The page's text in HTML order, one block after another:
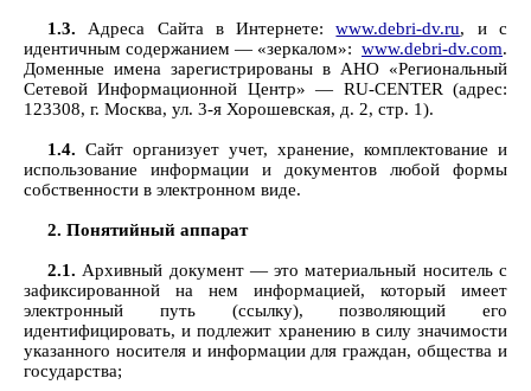
1.3.Адреса Сайта в Интернете:www.debri-dv.ru, и с
идентичным содержанием — «зеркалом»: www.debri-dv.com.
Доменные имена зарегистрированы в АНО «Региональный
Сетевой Информационной Центр» — RU-CENTER (адрес:
123308, г. Москва, ул. 3-я Хорошевская, д. 2, стр. 1).
1.4. Сайт организует учет, хранение, комплектование и
использование информации и документов любой формы
собственности в электронном виде.
2. Понятийный аппарат
2.1. Архивный документ — это материальный носитель с
зафиксированной на нем информацией, который имеет
электронный путь (ссылку), позволяющий его
идентифицировать, и подлежит хранению в силу значимости
указанного носителя и информации для граждан, общества и
государства;